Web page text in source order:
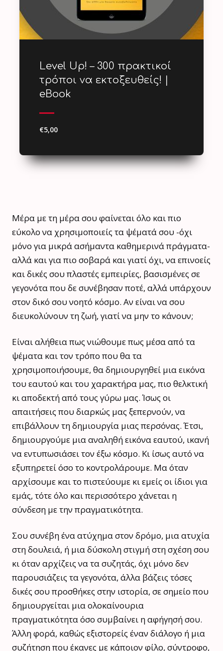
Level Up! – 300 πρακτικοί
τρόποι να εκτοξευθείς! |
eBook
€5,00
Μέρα με τη μέρα σου φαίνεται όλο και πιο
εύκολο να χρησιμοποιείς τα ψέματά σου -όχι
μόνο για μικρά ασήμαντα καθημερινά πράγματα-
αλλά και για πιο σοβαρά και γιατί όχι, να επινοείς
και δικές σου πλαστές εμπειρίες, βασισμένες σε
γεγονότα που δε συνέβησαν ποτέ, αλλά υπάρχουν
στον δικό σου νοητό κόσμο. Αν είναι να σου
διευκολύνουν τη ζωή, γιατί να μην το κάνουν;
Είναι αλήθεια πως νιώθουμε πως μέσα από τα
ψέματα και τον τρόπο που θα τα
χρησιμοποιήσουμε, θα δημιουργηθεί μια εικόνα
του εαυτού και του χαρακτήρα μας, πιο θελκτική
κι αποδεκτή από τους γύρω μας. Ίσως οι
απαιτήσεις που διαρκώς μας ξεπερνούν, να
επιβάλλουν τη δημιουργία μιας περσόνας. Έτσι,
δημιουργούμε μια αναληθή εικόνα εαυτού, ικανή
να εντυπωσιάσει τον έξω κόσμο. Κι ίσως αυτό να
εξυπηρετεί όσο το κοντρολάρουμε. Μα όταν
αρχίσουμε και το πιστεύουμε κι εμείς οι ίδιοι για
εμάς, τότε όλο και περισσότερο χάνεται η
σύνδεση με την πραγματικότητα.
Σου συνέβη ένα ατύχημα στον δρόμο, μια ατυχία
στη δουλειά, ή μια δύσκολη στιγμή στη σχέση σου
κι όταν αρχίζεις να τα συζητάς, όχι μόνο δεν
παρουσιάζεις τα γεγονότα, άλλα βάζεις τόσες
δικές σου προσθήκες στην ιστορία, σε σημείο που
δημιουργείται μια ολοκαίνουρια
πραγματικότητα όσο συμβαίνει η αφήγησή σου.
Άλλη φορά, καθώς εξιστορείς έναν διάλογο ή μια
συζήτηση που έκανες με κάποιον φίλο, σύντροφο,